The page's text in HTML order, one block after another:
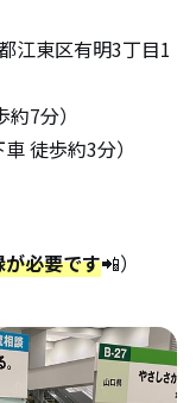
江東区有明3丁目1
7分）
徒歩約3分）
必要です📲）